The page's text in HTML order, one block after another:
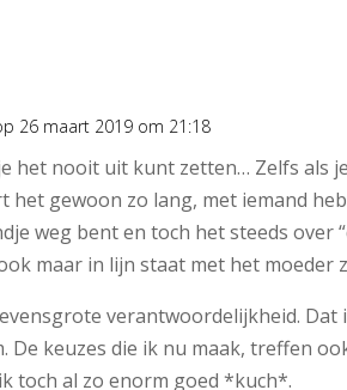
26 maart 2019 om 21:18
het nooit uit kunt zetten… Zelfs als
het gewoon zo lang, met iemand
weg bent en toch het steeds over
maar in lijn staat met het moeder
verantwoordelijkheid. Dat
De keuzes die ik nu maak, treffen
toch al zo enorm goed *kuch*.